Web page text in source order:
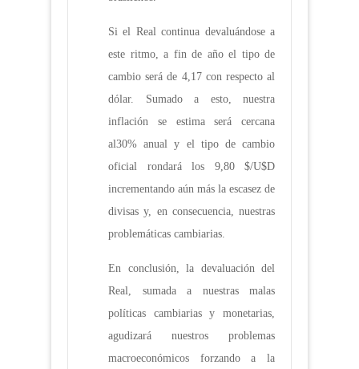
Si el Real continua devaluándose a
este ritmo, a fin de año el tipo de
cambio será de 4,17 con respecto al
dólar. Sumado a esto, nuestra
inflación se estima será cercana
al30% anual y el tipo de cambio
oficial rondará los 9,80 $/U$D
incrementando aún más la escasez de
divisas y, en consecuencia, nuestras
problemáticas cambiarias.
En conclusión, la devaluación del
Real, sumada a nuestras malas
políticas cambiarias y monetarias,
agudizará nuestros problemas
macroeconómicos forzando a la